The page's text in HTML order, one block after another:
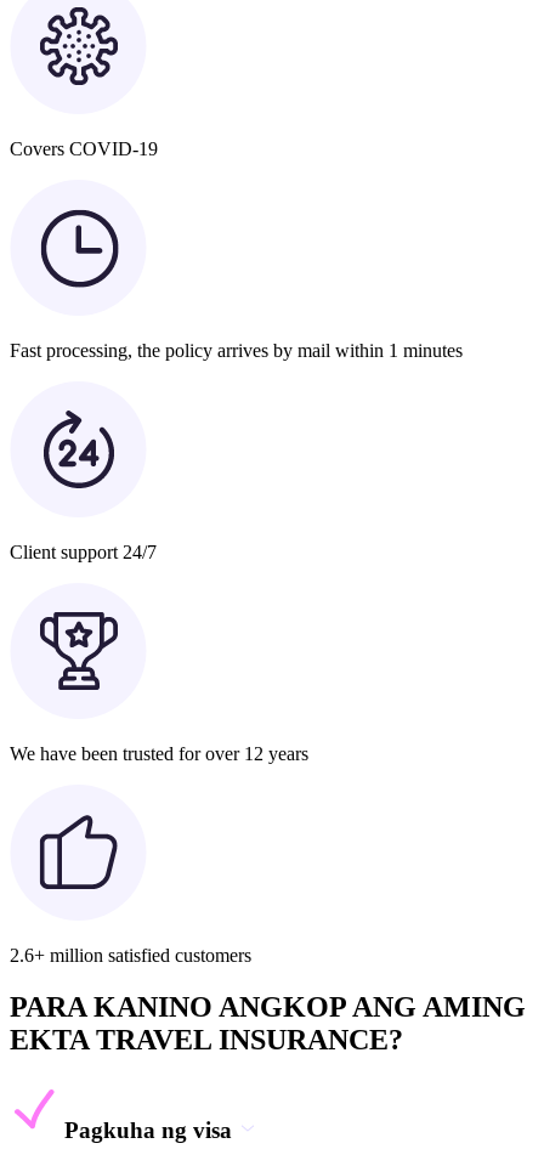
Covers COVID-19
Fast processing, the policy arrives by mail within 1 minutes
Client support 24/7
We have been trusted for over 12 years
2.6+ million satisfied customers
PARA KANINO ANGKOP ANG AMING
EKTA TRAVEL INSURANCE?
Pagkuha ng visa